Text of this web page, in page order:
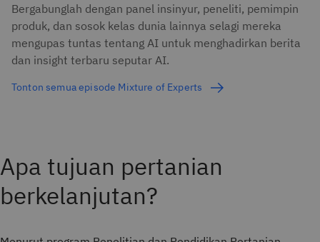
Bergabunglah dengan panel insinyur, peneliti, pemimpin
produk, dan sosok kelas dunia lainnya selagi mereka
mengupas tuntas tentang AI untuk menghadirkan berita
dan insight terbaru seputar AI.
Tonton semua episode Mixture of Experts
Apa tujuan pertanian
berkelanjutan?